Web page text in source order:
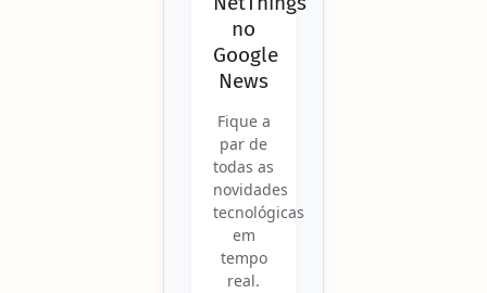
no
Google
News
Fique a
par de
todas as
novidades
tecnológicas
em
tempo
real.